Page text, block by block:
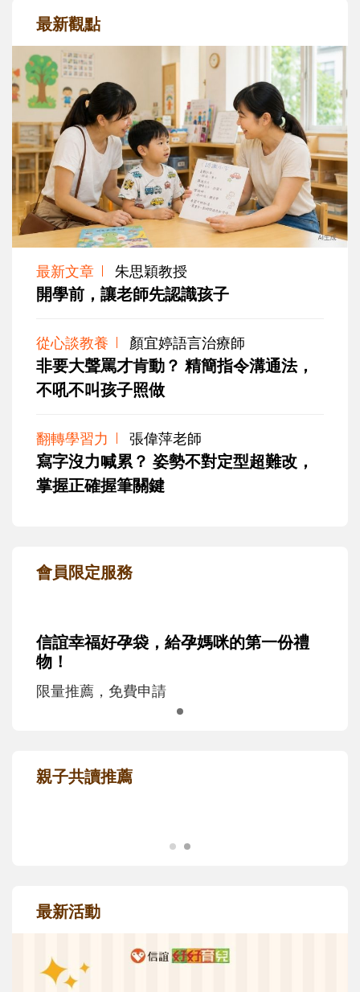
最新觀點
最新文章 朱思穎教授
開學前，讓老師先認識孩子
從心談教養 顏宜婷語言治療師
非要大聲罵才肯動？ 精簡指令溝通法，
不吼不叫孩子照做
翻轉學習力 張偉萍老師
寫字沒力喊累？ 姿勢不對定型超難改，
掌握正確握筆關鍵
會員限定服務
親子共讀推薦